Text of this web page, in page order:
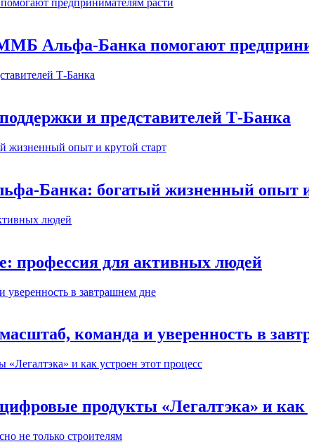
Альфа-Банка помогают
и представителей Т-Банка
Банка: богатый жизненный опыт
профессия для активных людей
команда и уверенность в
продукты «Легалтэка» и как